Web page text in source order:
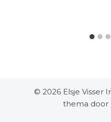
© 2026 Elsje Visser
thema door